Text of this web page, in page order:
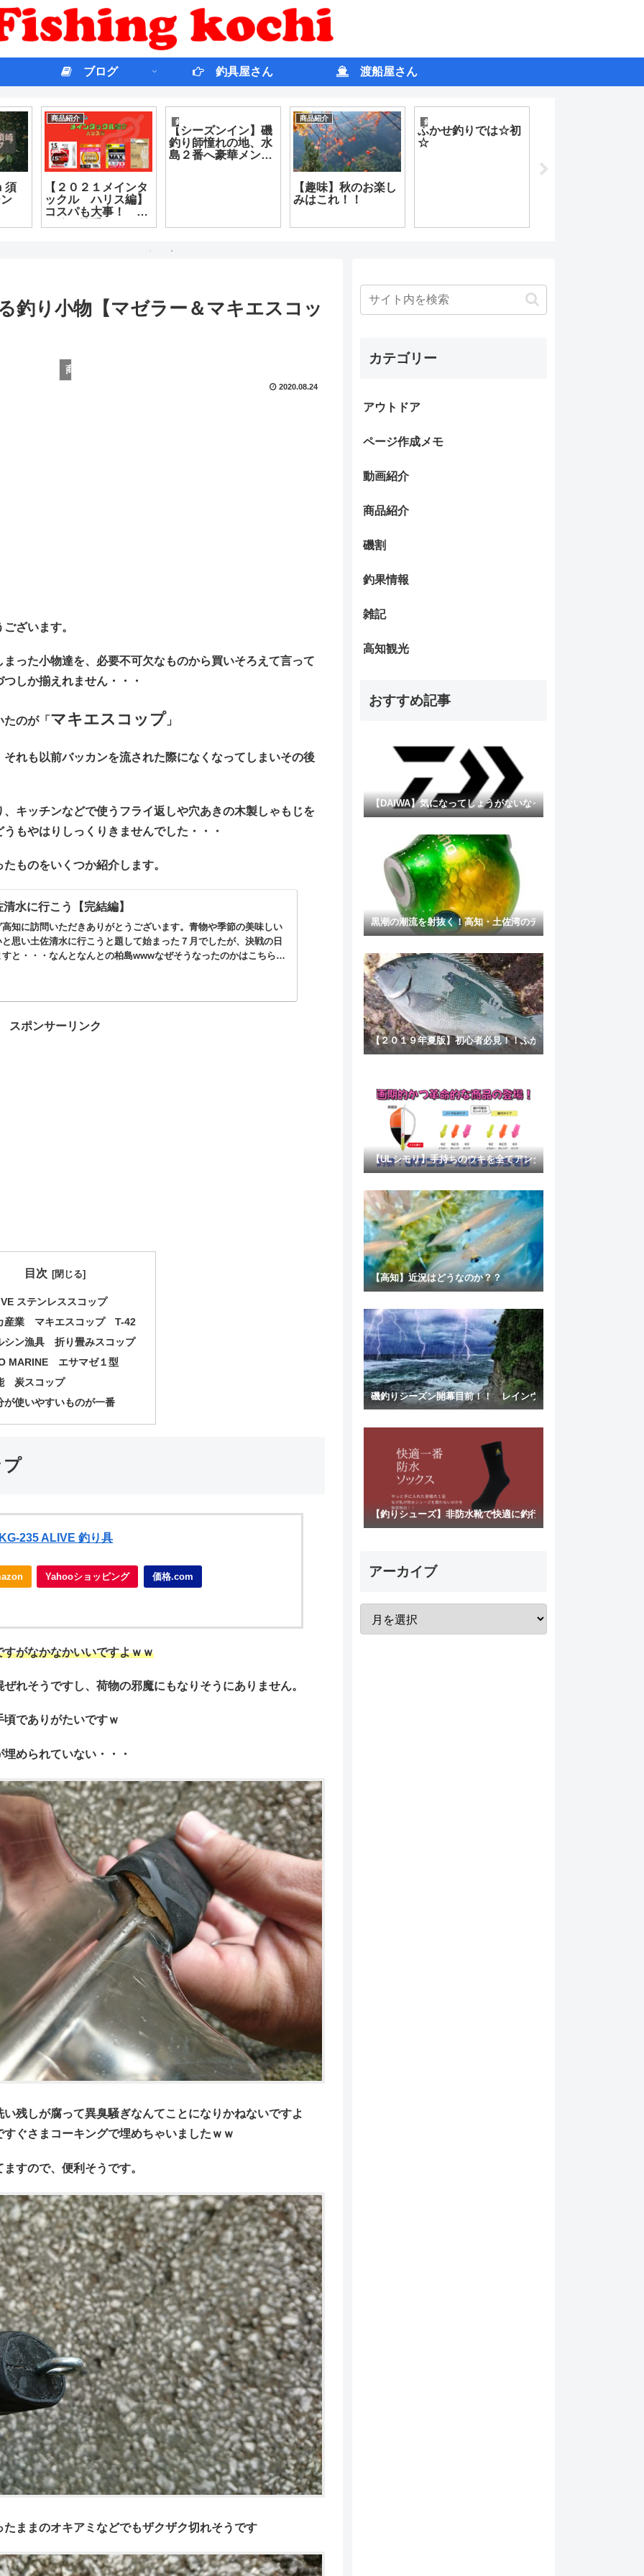
ブログ 釣具屋さん 渡船屋さん
動
釣
高知観光
土佐三大祭り 仁淀
川町 秋葉まつり
２０２０
釣果情報 釣果情報
沈黙続きの釣果を打
開せよ【久礼 ライ
雑記
釣り小物【マゼラー＆マキエスコッ
商品紹介
2020.08.24
ざいます。
った小物達を、必要不可欠なものから買いそろえて言って
しか揃えれません・・・
のが「 マキエスコップ 」
れも以前バッカンを流された際になくなってしまいその後
キッチンなどで使うフライ返しや穴あきの木製しゃもじを
もやはりしっくりきませんでした・・・
ものをいくつか紹介します。
水に行こう【完結編】
知に訪問いただきありがとうございます。青物や季節の美味しい
思い土佐清水に行こうと題して始まった７月でしたが、決戦の日
すと・・・なんとなんとの柏島wwwなぜそうなったのかはこちらを
スポンサーリンク
目次
ステンレススコップ
産業 マキエスコップ T-42
シン漁具 折り畳みスコップ
MARINE エサマゼ１型
炭スコップ
が使いやすいものが一番
235 ALIVE 釣り具
Yahooショッピング 価格.com
がなかなかいいですよｗｗ
れそうですし、荷物の邪魔にもなりそうにありません。
でありがたいですｗ
められていない・・・
残しが腐って異臭騒ぎなんてことになりかねないですよ
ぐさまコーキングで埋めちゃいましたｗｗ
すので、便利そうです。
ままのオキアミなどでもザクザク切れそうです
カテゴリー
アウトドア
ページ作成メモ
動画紹介
商品紹介
磯割
釣果情報
雑記
高知観光
おすすめ記事
【DAIWA】気になってしょうがないなってしょうがないラグザ
黒潮の潮流を射抜く！高知・土佐湾のディープタイラバ攻略に
【２０１９年夏版】初心者必見！！ふかせ釣り！！失敗しない
【ULシモリ】手持ちのウキを全てアンダーロックにする方法
【高知】近況はどうなのか？？
磯釣りシーズン開幕目前！！ レインウェアの選び方編
【釣りシューズ】非防水靴で快適に釣行するための必須道具！
アーカイブ